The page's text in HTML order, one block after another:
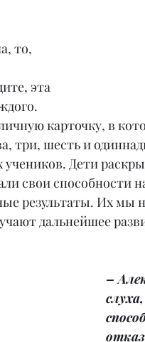
то,
эта
карточку, в
три, шесть и
Дети
свои способности
результаты. Их мы
дальнейшее
–